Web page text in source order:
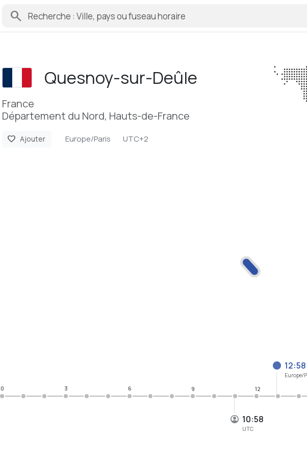
search
Quesnoy-sur-Deûle
France
Département du Nord, Hauts-de-France
favorite Ajouter Europe/Paris UTC+2
10:58
UTC
12:58
Europe/
0 3 6 9 12